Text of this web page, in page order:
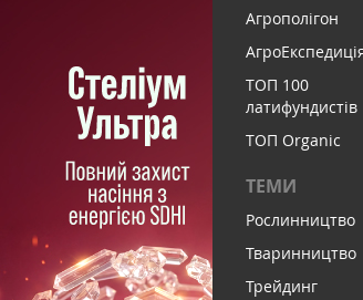
Агрополігон
ТОП 100
латифундистів
ТОП Organic
ТЕМИ
Рослинництво
Тваринництво
Трейдинг